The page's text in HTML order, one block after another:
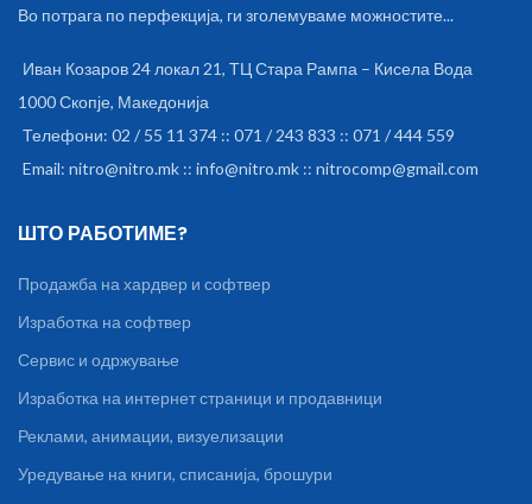
Во потрага по перфекција, ги зголемуваме можностите...
Иван Козаров 24 локал 21, ТЦ Стара Рампа – Кисела Вода
1000 Скопје, Македонија
Телефони: 02 / 55 11 374 :: 071 / 243 833 :: 071 / 444 559
Email: nitro@nitro.mk :: info@nitro.mk :: nitrocomp@gmail.com
ШТО РАБОТИМЕ?
Продажба на хардвер и софтвер
Изработка на софтвер
Сервис и одржување
Изработка на интернет страници и продавници
Реклами, анимации, визуелизации
Уредување на книги, списанија, брошури